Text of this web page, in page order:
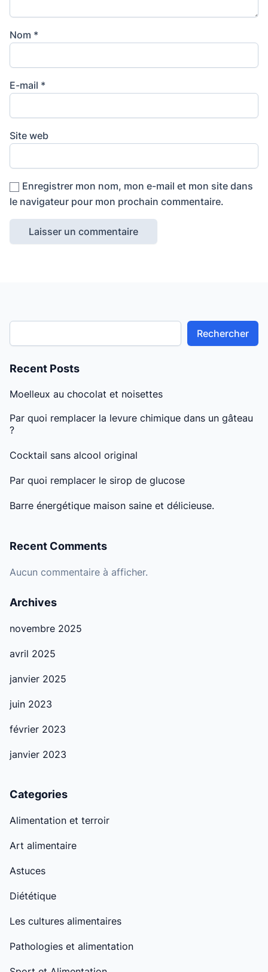
Nom *
E-mail *
Site web
Enregistrer mon nom, mon e-mail et mon site dans
le navigateur pour mon prochain commentaire.
Rechercher
Recent Posts
Moelleux au chocolat et noisettes
Par quoi remplacer la levure chimique dans un gâteau
?
Cocktail sans alcool original
Par quoi remplacer le sirop de glucose
Barre énergétique maison saine et délicieuse.
Recent Comments
Aucun commentaire à afficher.
Archives
novembre 2025
avril 2025
janvier 2025
juin 2023
février 2023
janvier 2023
Categories
Alimentation et terroir
Art alimentaire
Astuces
Diététique
Les cultures alimentaires
Pathologies et alimentation